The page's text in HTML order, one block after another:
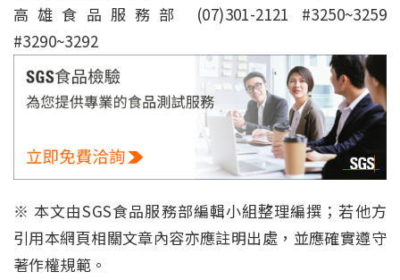
高雄食品服務部 (07)301-2121 #3250~3259
#3290~3292
※ 本文由SGS食品服務部編輯小組整理編撰；若他方
引用本網頁相關文章內容亦應註明出處，並應確實遵守
著作權規範。